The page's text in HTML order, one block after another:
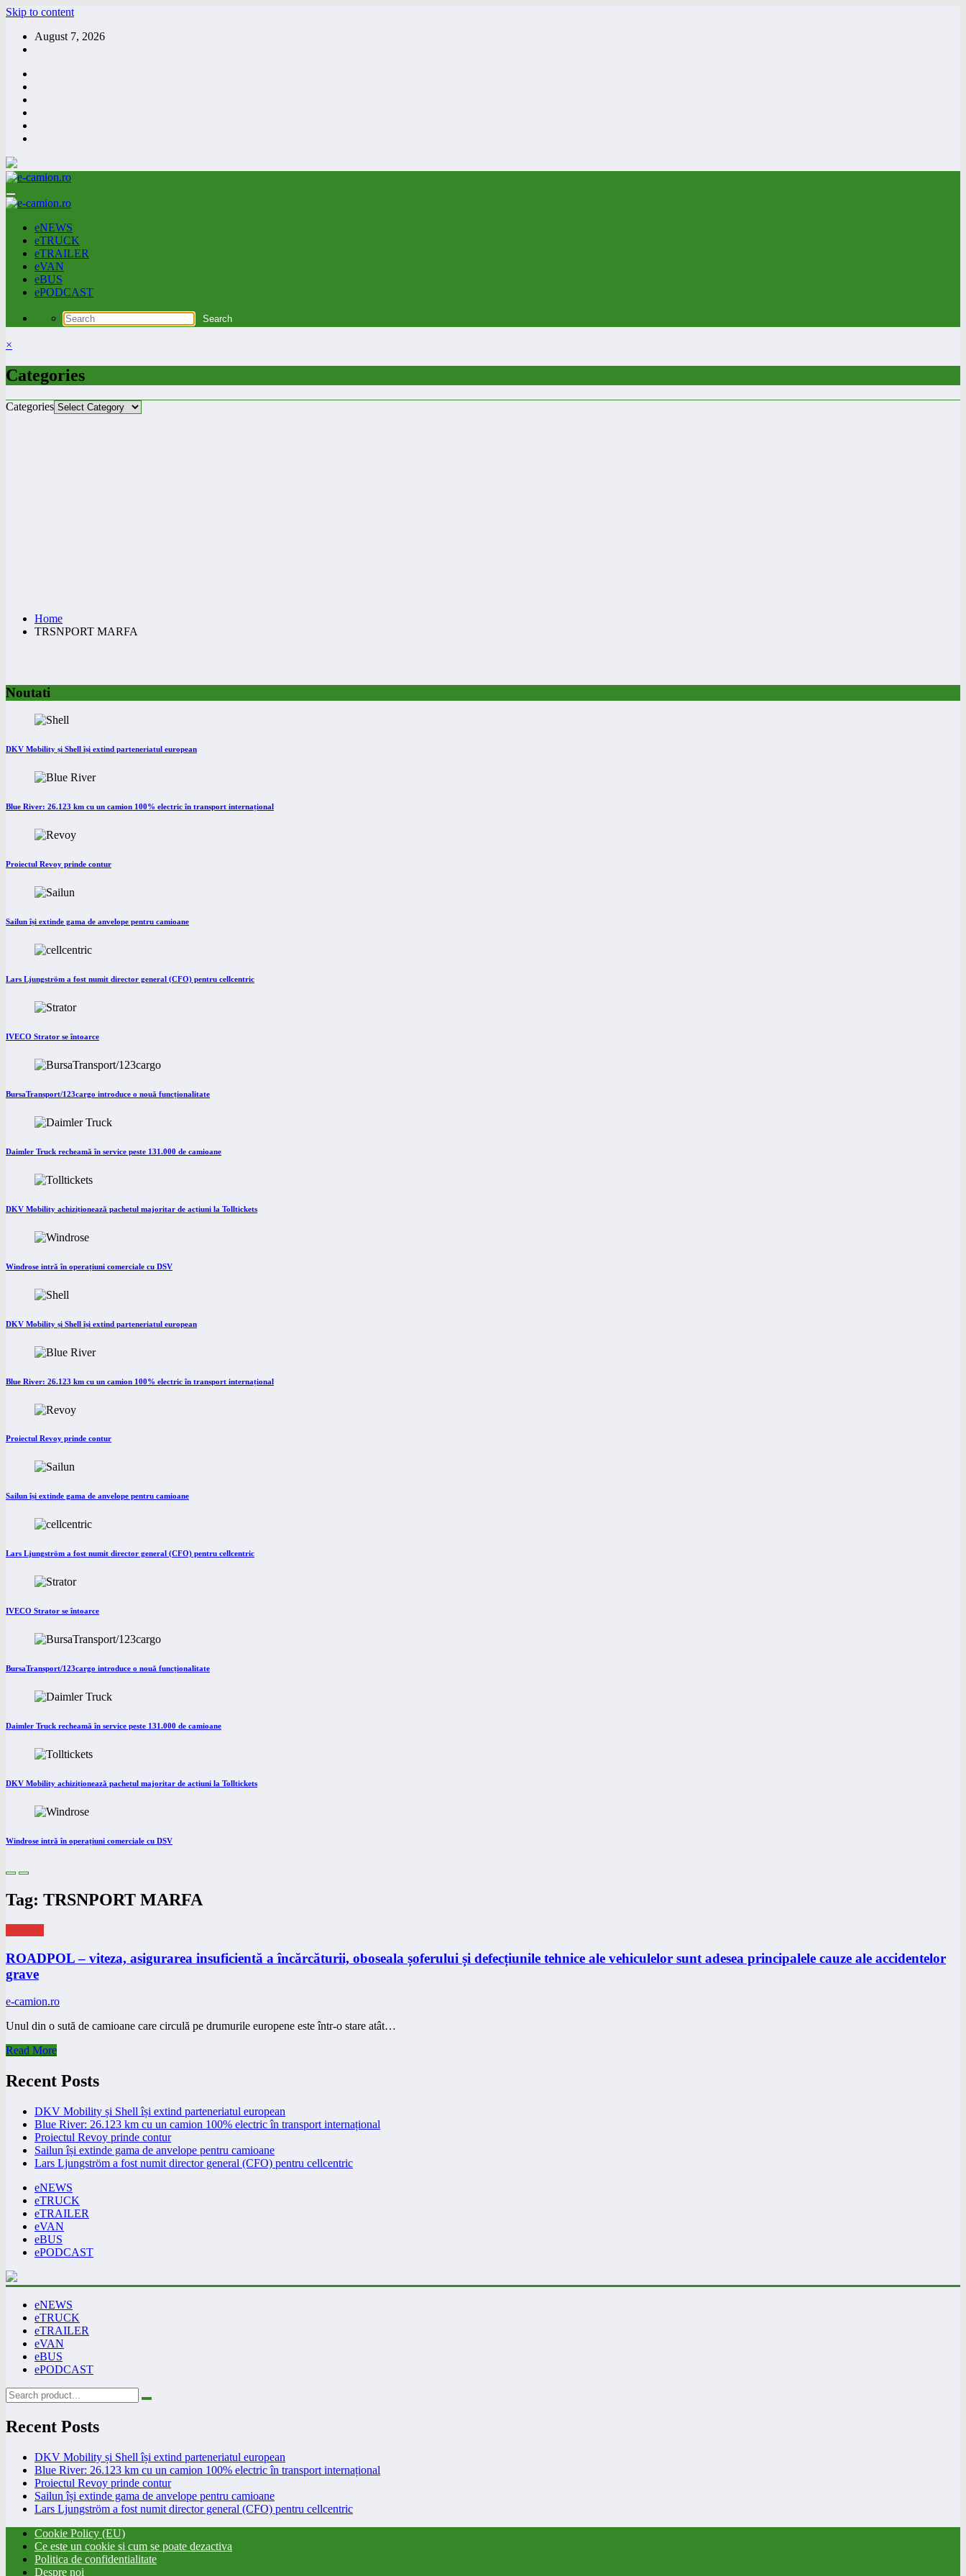
Skip to content
August 7, 2026
eNEWS
eTRUCK
eTRAILER
eVAN
eBUS
ePODCAST
×
Categories
Categories
Home
TRSNPORT MARFA
Noutati
DKV Mobility și Shell își extind parteneriatul european
Blue River: 26.123 km cu un camion 100% electric în transport internațional
Proiectul Revoy prinde contur
Sailun își extinde gama de anvelope pentru camioane
Lars Ljungström a fost numit director general (CFO) pentru cellcentric
IVECO Strator se întoarce
BursaTransport/123cargo introduce o nouă funcționalitate
Daimler Truck recheamă în service peste 131.000 de camioane
DKV Mobility achiziționează pachetul majoritar de acțiuni la Tolltickets
Windrose intră în operațiuni comerciale cu DSV
DKV Mobility și Shell își extind parteneriatul european
Blue River: 26.123 km cu un camion 100% electric în transport internațional
Proiectul Revoy prinde contur
Sailun își extinde gama de anvelope pentru camioane
Lars Ljungström a fost numit director general (CFO) pentru cellcentric
IVECO Strator se întoarce
BursaTransport/123cargo introduce o nouă funcționalitate
Daimler Truck recheamă în service peste 131.000 de camioane
DKV Mobility achiziționează pachetul majoritar de acțiuni la Tolltickets
Windrose intră în operațiuni comerciale cu DSV
Tag: TRSNPORT MARFA
ROADPOL – viteza, asigurarea insuficientă a încărcăturii, oboseala șoferului și defecțiunile tehnice ale vehiculelor sunt adesea principalele cauze ale accidentelor
grave
e-camion.ro
Unul din o sută de camioane care circulă pe drumurile europene este într-o stare atât…
Read More
Recent Posts
DKV Mobility și Shell își extind parteneriatul european
Blue River: 26.123 km cu un camion 100% electric în transport internațional
Proiectul Revoy prinde contur
Sailun își extinde gama de anvelope pentru camioane
Lars Ljungström a fost numit director general (CFO) pentru cellcentric
eNEWS
eTRUCK
eTRAILER
eVAN
eBUS
ePODCAST
eNEWS
eTRUCK
eTRAILER
eVAN
eBUS
ePODCAST
Recent Posts
DKV Mobility și Shell își extind parteneriatul european
Blue River: 26.123 km cu un camion 100% electric în transport internațional
Proiectul Revoy prinde contur
Sailun își extinde gama de anvelope pentru camioane
Lars Ljungström a fost numit director general (CFO) pentru cellcentric
Cookie Policy (EU)
Ce este un cookie si cum se poate dezactiva
Politica de confidentialitate
Despre noi